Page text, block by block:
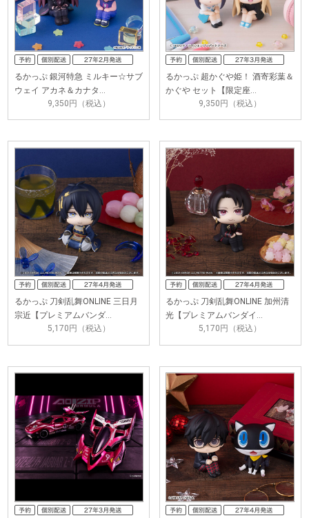
るかっぷ 銀河特急 ミルキー☆サブ
ウェイ アカネ＆カナタ…
9,350円（税込）
るかっぷ 超かぐや姫！ 酒寄彩葉＆
かぐや セット【限定座…
9,350円（税込）
るかっぷ 刀剣乱舞ONLINE 三日月
宗近【プレミアムバンダ…
5,170円（税込）
るかっぷ 刀剣乱舞ONLINE 加州清
光【プレミアムバンダイ…
5,170円（税込）